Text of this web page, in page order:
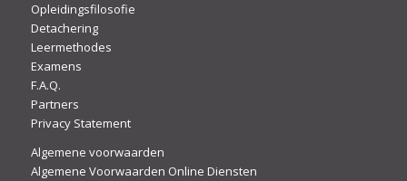
Opleidingsfilosofie
Detachering
Leermethodes
Examens
F.A.Q.
Partners
Privacy Statement
Algemene voorwaarden
Algemene Voorwaarden Online Diensten